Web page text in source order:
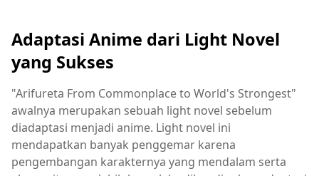
Adaptasi Anime dari Light Novel
yang Sukses
"Arifureta From Commonplace to World's Strongest"
awalnya merupakan sebuah light novel sebelum
diadaptasi menjadi anime. Light novel ini
mendapatkan banyak penggemar karena
pengembangan karakternya yang mendalam serta